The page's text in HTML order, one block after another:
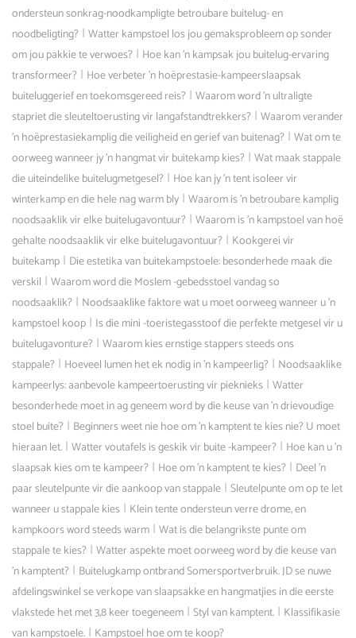
ondersteun sonkrag-noodkampligte betroubare buitelug- en
noodbeligting? | Watter kampstoel los jou gemaksprobleem op sonder
om jou pakkie te verwoes? | Hoe kan 'n kampsak jou buitelug-ervaring
transformeer? | Hoe verbeter 'n hoëprestasie-kampeerslaapsak
buiteluggerief en toekomsgereed reis? | Waarom word 'n ultraligte
stapriet die sleuteltoerusting vir langafstandtrekkers? | Waarom verander
'n hoëprestasiekamplig die veiligheid en gerief van buitenag? | Wat om te
oorweeg wanneer jy 'n hangmat vir buitekamp kies? | Wat maak stappale
die uiteindelike buitelugmetgesel? | Hoe kan jy 'n tent isoleer vir
winterkamp en die hele nag warm bly | Waarom is 'n betroubare kamplig
noodsaaklik vir elke buitelugavontuur? | Waarom is 'n kampstoel van hoë
gehalte noodsaaklik vir elke buitelugavontuur? | Kookgerei vir
buitekamp | Die estetika van buitekampstoele: besonderhede maak die
verskil | Waarom word die Moslem -gebedsstoel vandag so
noodsaaklik? | Noodsaaklike faktore wat u moet oorweeg wanneer u 'n
kampstoel koop | Is die mini -toeristegasstoof die perfekte metgesel vir u
buitelugavonture? | Waarom kies ernstige stappers steeds ons
stappale? | Hoeveel lumen het ek nodig in 'n kampeerlig? | Noodsaaklike
kampeerlys: aanbevole kampeertoerusting vir pieknieks | Watter
besonderhede moet in ag geneem word by die keuse van 'n drievoudige
stoel buite? | Beginners weet nie hoe om 'n kamptent te kies nie? U moet
hieraan let. | Watter voutafels is geskik vir buite -kampeer? | Hoe kan u 'n
slaapsak kies om te kampeer? | Hoe om 'n kamptent te kies? | Deel 'n
paar sleutelpunte vir die aankoop van stappale | Sleutelpunte om op te let
wanneer u stappale kies | Klein tente ondersteun verre drome, en
kampkoors word steeds warm | Wat is die belangrikste punte om
stappale te kies? | Watter aspekte moet oorweeg word by die keuse van
'n kamptent? | Buitelugkamp ontbrand Somersportverbruik. JD se nuwe
afdelingswinkel se verkope van slaapsakke en hangmatjies in die eerste
vlakstede het met 3,8 keer toegeneem | Styl van kamptent. | Klassifikasie
van kampstoele. | Kampstoel hoe om te koop?